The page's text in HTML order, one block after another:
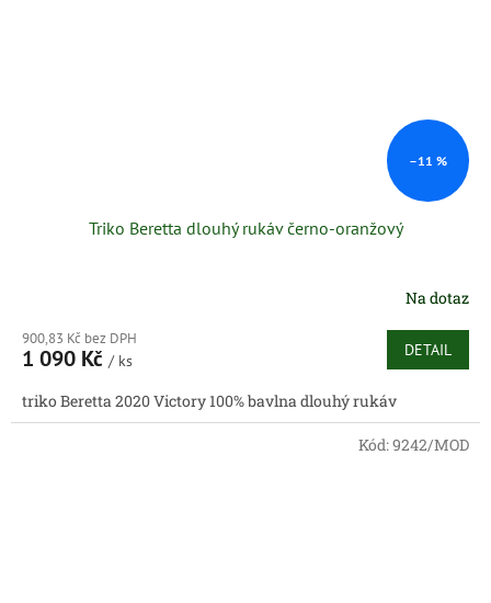
–11 %
Triko Beretta dlouhý rukáv černo-oranžový
Na dotaz
900,83 Kč bez DPH
1 090 Kč / ks
DETAIL
triko Beretta 2020 Victory 100% bavlna dlouhý rukáv
Kód:9242/MOD